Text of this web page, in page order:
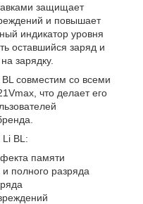
защищает
и повышает
индикатор уровня
оставшийся заряд и
зарядку.
совместим со всеми
что делает его
BL:
памяти
и полного разряда